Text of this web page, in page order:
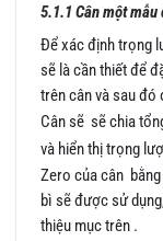
5.1.1 Cân một
Để xác định trọng
sẽ là cần thiết để
trên cân và sau
Cân sẽ sẽ chia
và hiển thị trọng
Zero của cân bằng
bì sẽ được sử
thiệu mục trên .